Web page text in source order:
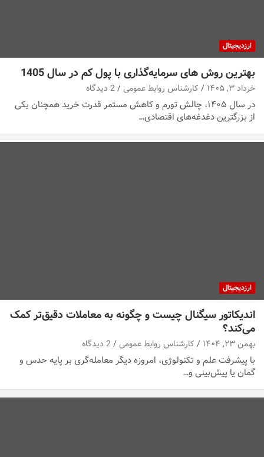
ارزدیجیتال
بهترین روش های سرمایه‌گذاری با پول کم در سال 1405
خرداد ۳, ۱۴۰۵ کارشناس روابط عمومی 2 دیدگاه
در سال ۱۴۰۵، چالش تورم و کاهش مستمر قدرت خرید همچنان یکی
از بزرگترین دغدغه‌های اقتصادی…
ارزدیجیتال
اندیکاتور سیگنال چیست و چگونه به معاملات دقیق‌تر کمک
می‌کند؟
بهمن ۲۳, ۱۴۰۴ کارشناس روابط عمومی 2 دیدگاه
با پیشرفت علم و تکنولوژی، امروزه دیگر معامله‌گری بر پایه حدس و
گمان یا پیش‌بینی و…